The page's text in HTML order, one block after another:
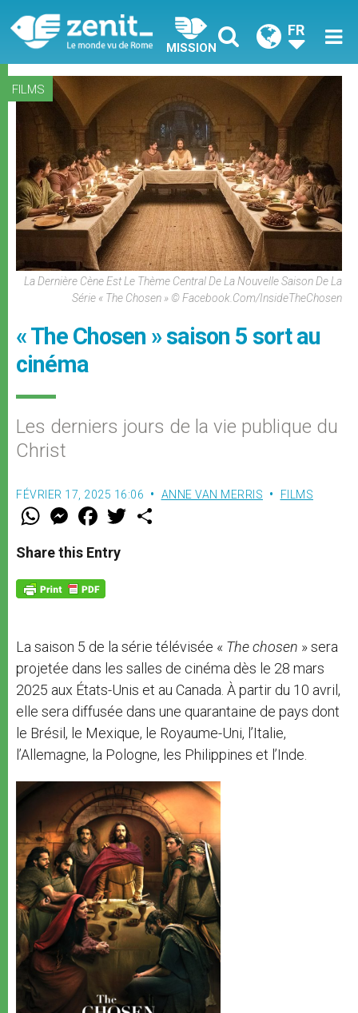
MISSION
FR
FILMS
La Dernière Cène Est Le Thème Central De La Nouvelle Saison De La
Série « The Chosen » © Facebook.com/InsideTheChosen
« The Chosen » saison 5 sort au
cinéma
Les derniers jours de la vie publique du
Christ
FÉVRIER 17, 2025 16:06 ANNE VAN MERRIS FILMS
W
t
s
p
p
M
e
s
e
g
e
F
a
e
b
o
k
w
Share this Entry
La saison 5 de la série télévisée « The chosen » sera
projetée dans les salles de cinéma dès le 28 mars
2025 aux États-Unis et au Canada. À partir du 10 avril,
elle sera diffusée dans une quarantaine de pays dont
le Brésil, le Mexique, le Royaume-Uni, l’Italie,
l’Allemagne, la Pologne, les Philippines et l’Inde.